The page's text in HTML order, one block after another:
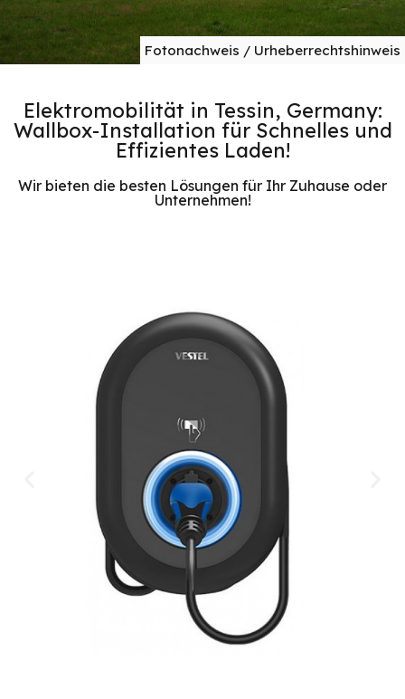
Fotonachweis / Urheberrechtshinweis
Elektromobilität in Tessin, Germany:
Wallbox-Installation für Schnelles und
Effizientes Laden!
Wir bieten die besten Lösungen für Ihr Zuhause oder
Unternehmen!